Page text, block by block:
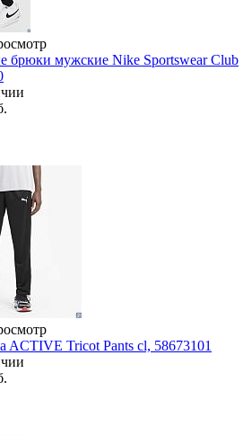
брюки мужские Nike Sportswear Club
ACTIVE Tricot Pants cl, 58673101